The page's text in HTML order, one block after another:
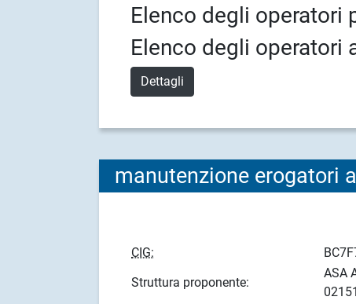
Elenco degli operatori
Elenco degli operatori
Dettagli
manutenzione erogatori
CIG:
Struttura proponente:
ASA